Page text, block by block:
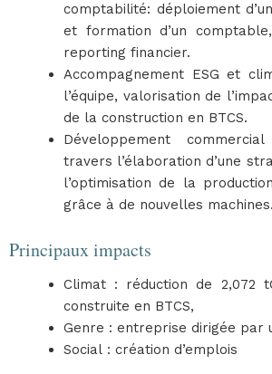
comptabilité: déploiement
et formation d’un
reporting financier.
Accompagnement ESG et
l’équipe, valorisation de
de la construction en BTCS.
Développement
travers l’élaboration d’une
l’optimisation de la
grâce à de nouvelles machines.
Principaux impacts
Climat : réduction de 2,072
construite en BTCS,
Genre : entreprise dirigée par
Social : création d’emplois